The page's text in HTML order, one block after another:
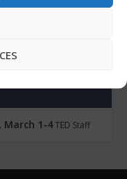
March 1-4 TED Staff